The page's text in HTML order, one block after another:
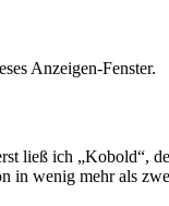
Anzeigen-Fenster.
ließ ich „Kobold“,
wenig mehr als